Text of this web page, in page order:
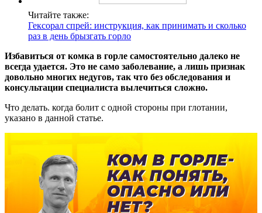
Читайте также:
Гексорал спрей: инструкция, как принимать и сколько
раз в день брызгать горло
Избавиться от комка в горле самостоятельно далеко не
всегда удается. Это не само заболевание, а лишь признак
довольно многих недугов, так что без обследования и
консультации специалиста вылечиться сложно.
Что делать. когда болит с одной стороны при глотании,
указано в данной статье.